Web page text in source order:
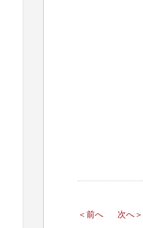
＜前へ 次へ＞